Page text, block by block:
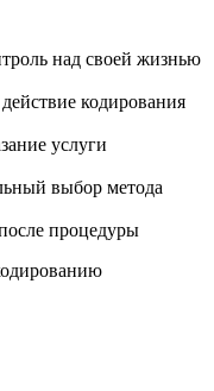
над своей жизнью
кодирования
услуги
выбор метода
процедуры